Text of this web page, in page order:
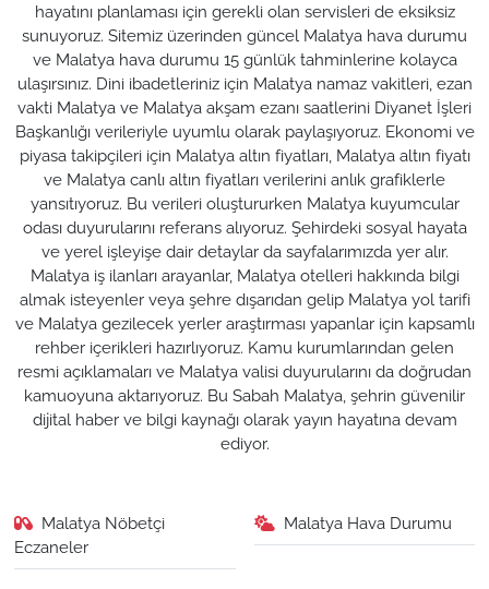
hayatını planlaması için gerekli olan servisleri de eksiksiz
sunuyoruz. Sitemiz üzerinden güncel Malatya hava durumu
ve Malatya hava durumu 15 günlük tahminlerine kolayca
ulaşırsınız. Dini ibadetleriniz için Malatya namaz vakitleri, ezan
vakti Malatya ve Malatya akşam ezanı saatlerini Diyanet İşleri
Başkanlığı verileriyle uyumlu olarak paylaşıyoruz. Ekonomi ve
piyasa takipçileri için Malatya altın fiyatları, Malatya altın fiyatı
ve Malatya canlı altın fiyatları verilerini anlık grafiklerle
yansıtıyoruz. Bu verileri oluştururken Malatya kuyumcular
odası duyurularını referans alıyoruz. Şehirdeki sosyal hayata
ve yerel işleyişe dair detaylar da sayfalarımızda yer alır.
Malatya iş ilanları arayanlar, Malatya otelleri hakkında bilgi
almak isteyenler veya şehre dışarıdan gelip Malatya yol tarifi
ve Malatya gezilecek yerler araştırması yapanlar için kapsamlı
rehber içerikleri hazırlıyoruz. Kamu kurumlarından gelen
resmi açıklamaları ve Malatya valisi duyurularını da doğrudan
kamuoyuna aktarıyoruz. Bu Sabah Malatya, şehrin güvenilir
dijital haber ve bilgi kaynağı olarak yayın hayatına devam
ediyor.
Malatya Nöbetçi
Eczaneler
Malatya Hava Durumu